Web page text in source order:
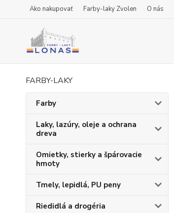
Ako nakupovať Farby-laky Zvolen O nás
FARBY-LAKY
Farby
Laky, lazúry, oleje a ochrana
dreva
Omietky, stierky a špárovacie
hmoty
Tmely, lepidlá, PU peny
Riedidlá a drogéria